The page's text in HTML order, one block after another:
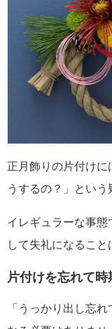
正月飾りの片付け
うするの？」という
イレギュラーな事
して失礼になること
片付けを忘れて
「うっかり出し忘